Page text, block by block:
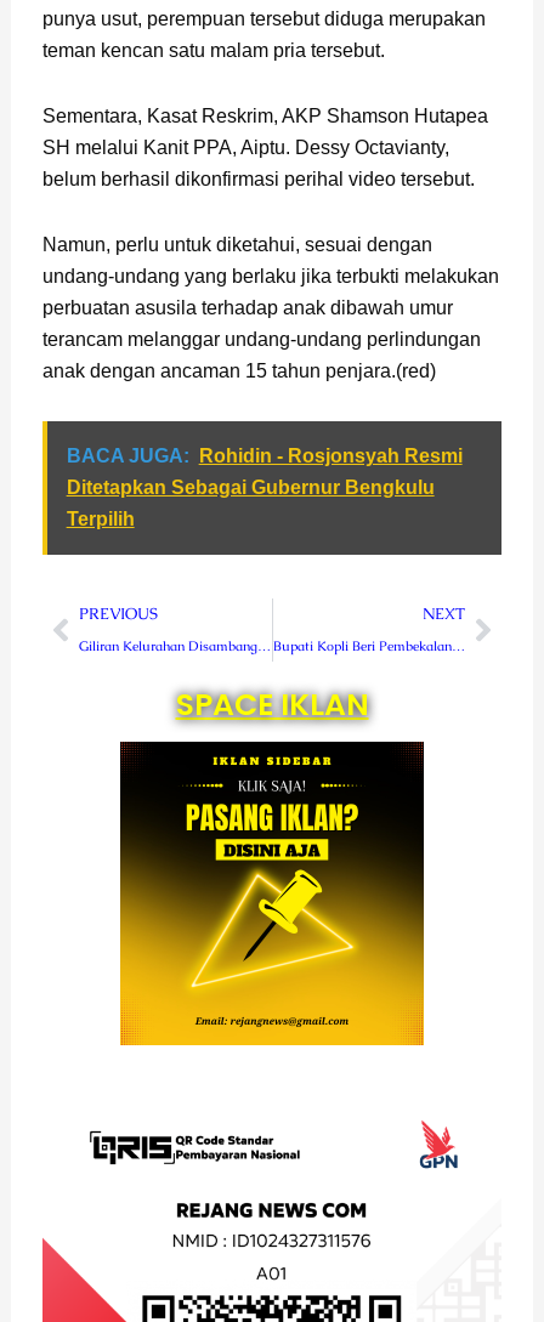
punya usut, perempuan tersebut diduga merupakan
teman kencan satu malam pria tersebut.
Sementara, Kasat Reskrim, AKP Shamson Hutapea
SH melalui Kanit PPA, Aiptu. Dessy Octavianty,
belum berhasil dikonfirmasi perihal video tersebut.
Namun, perlu untuk diketahui, sesuai dengan
undang-undang yang berlaku jika terbukti melakukan
perbuatan asusila terhadap anak dibawah umur
terancam melanggar undang-undang perlindungan
anak dengan ancaman 15 tahun penjara.(red)
BACA JUGA:
Rohidin - Rosjonsyah Resmi
Ditetapkan Sebagai Gubernur Bengkulu
Terpilih
Prev
PREVIOUS
Giliran Kelurahan Disambangi Gerai Vaksin Presisi Mobile Polres Rejang Lebong
NEXT
Bupati Kopli Beri Pembekalan Kepada Anggota BPD se-Kecamatan Topos
Next
SPACE IKLAN